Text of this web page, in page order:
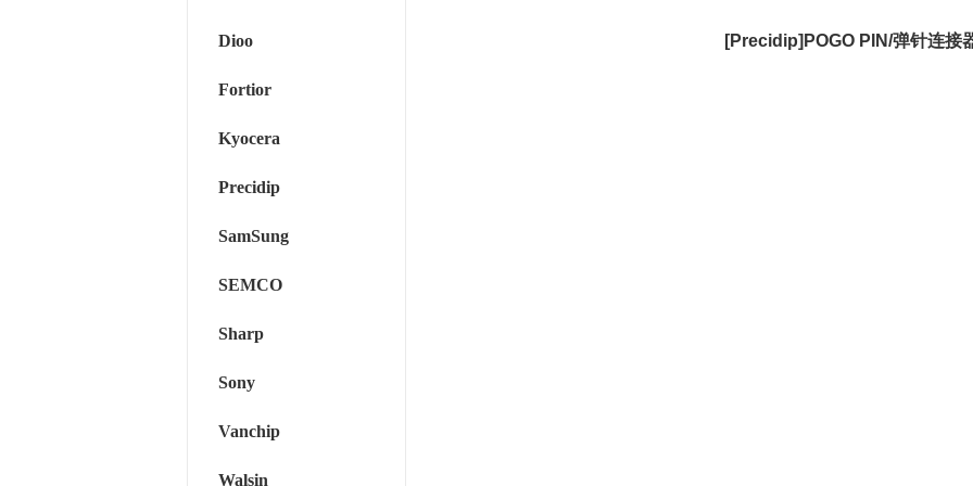
Dioo
Fortior
Kyocera
Precidip
SamSung
SEMCO
Sharp
Sony
Vanchip
Walsin
[Precidip]POGO PIN/弹针连接